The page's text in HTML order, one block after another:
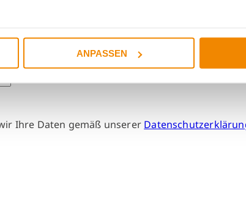
ANPASSEN
Ihre Daten gemäß unserer